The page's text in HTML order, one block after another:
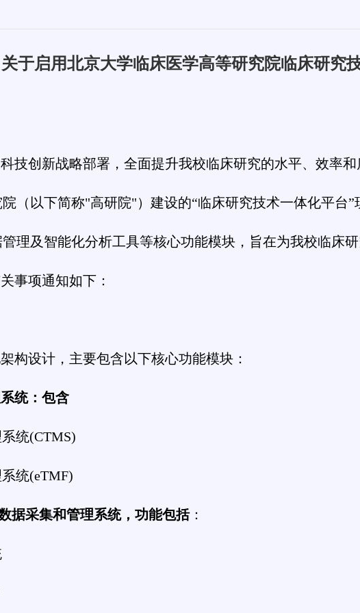
关于启用北京大学临床医学高等研究院临床研究
技创新战略部署，全面提升我校临床研究的水平、效率
（以下简称"高研院"）建设的“临床研究技术一体化平台
理及智能化分析工具等核心功能模块，旨在为我校临床
事项通知如下：
构设计，主要包含以下核心功能模块：
统：包含
统(CTMS)
统(eTMF)
据采集和管理系统，功能包括：